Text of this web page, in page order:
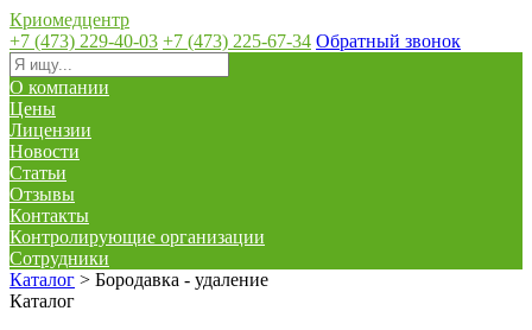
Криомедцентр
+7 (473) 229-40-03 +7 (473) 225-67-34 Обратный звонок
О компании
Цены
Лицензии
Новости
Статьи
Отзывы
Контакты
Контролирующие организации
Сотрудники
Каталог > Бородавка - удаление
Каталог